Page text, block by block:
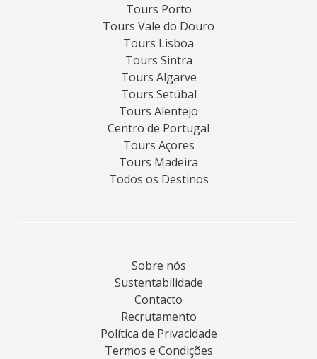
Tours Porto
Tours Vale do Douro
Tours Lisboa
Tours Sintra
Tours Algarve
Tours Setúbal
Tours Alentejo
Centro de Portugal
Tours Açores
Tours Madeira
Todos os Destinos
Sobre nós
Sustentabilidade
Contacto
Recrutamento
Política de Privacidade
Termos e Condições